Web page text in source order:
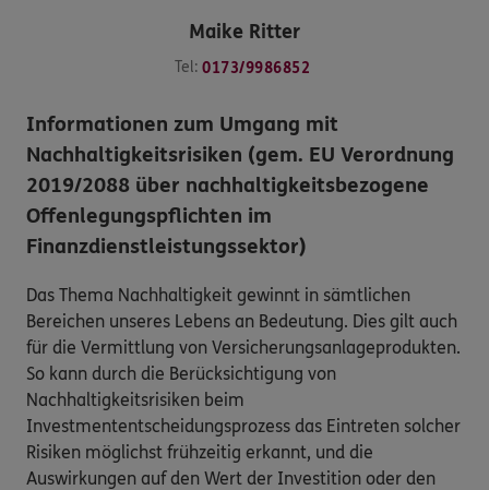
Maike Ritter
Tel: 0173/9986852
Informationen zum Umgang mit
Nachhaltigkeitsrisiken (gem. EU Verordnung
2019/2088 über nachhaltigkeitsbezogene
Offenlegungspflichten im
Finanzdienstleistungssektor)
Das Thema Nachhaltigkeit gewinnt in sämtlichen
Bereichen unseres Lebens an Bedeutung. Dies gilt auch
für die Vermittlung von Versicherungsanlageprodukten.
So kann durch die Berücksichtigung von
Nachhaltigkeitsrisiken beim
Investmententscheidungsprozess das Eintreten solcher
Risiken möglichst frühzeitig erkannt, und die
Auswirkungen auf den Wert der Investition oder den